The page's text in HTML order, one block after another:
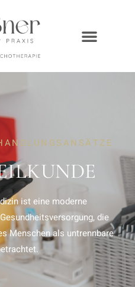
ist eine moderne
die
Menschen als untrennbare